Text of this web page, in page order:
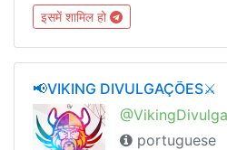
@AudioLivros👥
@OlhoDeDeus Fundação dia: 16/11/
इसमें शामिल हो
📢VIKING DIVULGAÇÕES⚔
portuguese